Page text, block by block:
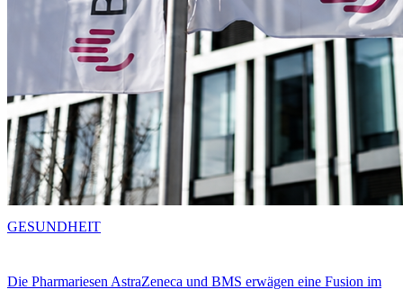
Die Pharmariesen AstraZeneca und BMS erwägen eine Fusion im
GESUNDHEIT